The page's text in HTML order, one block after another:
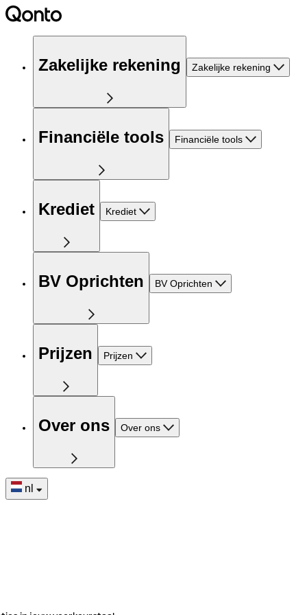
Zakelijke rekening Zakelijke rekening
Financiële tools Financiële tools
Krediet Krediet
BV Oprichten BV Oprichten
Prijzen Prijzen
Over ons Over ons
nl